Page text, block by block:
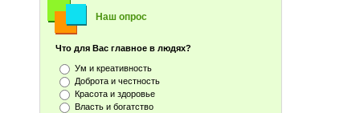
Наш опрос
Что для Вас главное в людях?
Ум и креативность
Доброта и честность
Красота и здоровье
Власть и богатство